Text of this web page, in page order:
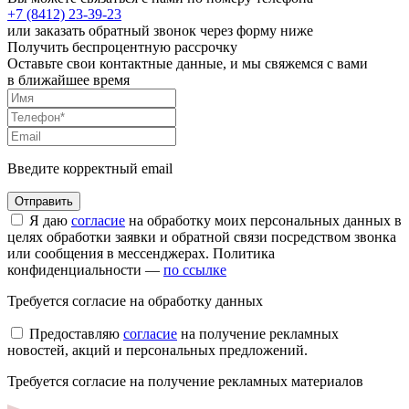
+7 (8412) 23-39-23
или заказать обратный звонок через форму ниже
Получить беспроцентную рассрочку
Оставьте свои контактные данные, и мы свяжемся с вами
в ближайшее время
Введите корректный email
Я даю согласие на обработку моих персональных данных в
целях обработки заявки и обратной связи посредством звонка
или сообщения в мессенджерах. Политика
конфиденциальности — по ссылке
Требуется согласие на обработку данных
Предоставляю согласие на получение рекламных
новостей, акций и персональных предложений.
Требуется согласие на получение рекламных материалов